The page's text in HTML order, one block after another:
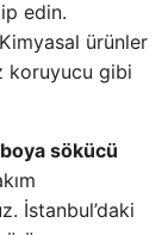
edin.
ürünler
koruyucu gibi
boya sökücü
İstanbul’daki